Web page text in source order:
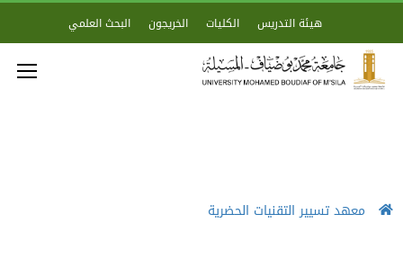
هيئة التدريس الكليات الخريجون البحث العلمي
معهد تسيير التقنيات الحضرية